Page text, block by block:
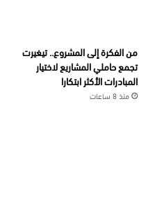
من الفكرة إلى المشروع.. تيغيرت
تجمع حاملي المشاريع لاختيار
المبادرات الأكثر ابتكارا
منذ 8 ساعات